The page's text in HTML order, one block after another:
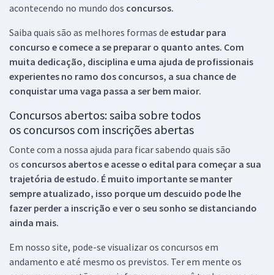
acontecendo no mundo dos concursos.
Saiba quais são as melhores formas de estudar para
concurso e comece a se preparar o quanto antes. Com
muita dedicação, disciplina e uma ajuda de profissionais
experientes no ramo dos concursos, a sua chance de
conquistar uma vaga passa a ser bem maior.
Concursos abertos: saiba sobre todos
os concursos com inscrições abertas
Conte com a nossa ajuda para ficar sabendo quais são
os concursos abertos e acesse o edital para começar a sua
trajetória de estudo. É muito importante se manter
sempre atualizado, isso porque um descuido pode lhe
fazer perder a inscrição e ver o seu sonho se distanciando
ainda mais.
Em nosso site, pode-se visualizar os concursos em
andamento e até mesmo os previstos. Ter em mente os